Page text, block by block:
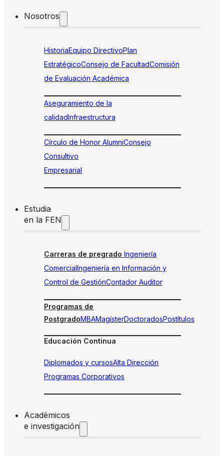
Nosotros
HistoriaEquipo DirectivoPlan
EstratégicoConsejo de FacultadComisión
de Evaluación Académica
Aseguramiento de la
calidadInfraestructura
Círculo de Honor AlumniConsejo
Consultivo
Empresarial
Estudia
en la FEN
Carreras de pregrado Ingeniería
ComercialIngeniería en Información y
Control de GestiónContador Auditor
Programas de
PostgradoMBAMagísterDoctoradosPostítulos
Educación Continua
Diplomados y cursosAlta Dirección
Programas Corporativos
Académicos
e investigación